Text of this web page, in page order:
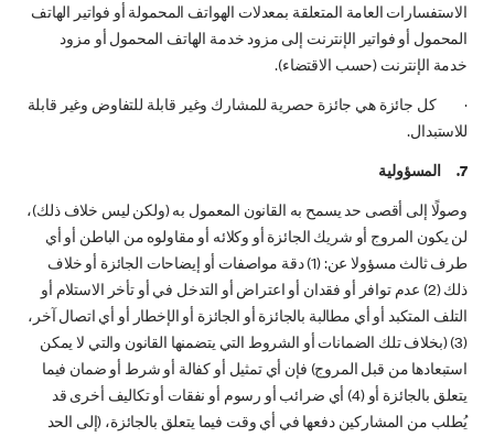
الاستفسارات العامة المتعلقة بمعدلات الهواتف المحمولة أو فواتير الهاتف
المحمول أو فواتير الإنترنت إلى مزود خدمة الهاتف المحمول أو مزود
خدمة الإنترنت (حسب الاقتضاء).
· كل جائزة هي جائزة حصرية للمشارك وغير قابلة للتفاوض وغير قابلة
للاستبدال.
7. المسؤولية
وصولًا إلى أقصى حد يسمح به القانون المعمول به (ولكن ليس خلاف ذلك)،
لن يكون المروج أو شريك الجائزة أو وكلائه أو مقاولوه من الباطن أو أي
طرف ثالث مسؤولا عن: (1) دقة مواصفات أو إيضاحات الجائزة أو خلاف
ذلك (2) عدم توافر أو فقدان أو اعتراض أو التدخل في أو تأخر الاستلام أو
التلف المتكبد أو أي مطالبة بالجائزة أو الجائزة أو الإخطار أو أي اتصال آخر،
(3) (بخلاف تلك الضمانات أو الشروط التي يتضمنها القانون والتي لا يمكن
استبعادها من قبل المروج) فإن أي تمثیل أو كفالة أو شرط أو ضمان فیما
یتعلق بالجائزة أو (4) أي ضرائب أو رسوم أو نفقات أو تکالیف أخرى قد
یُطلب من المشارکین دفعها في أي وقت فیما یتعلق بالجائزة، (إلى الحد